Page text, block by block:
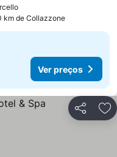
km de Collazzone
Ver preços
Partilhar